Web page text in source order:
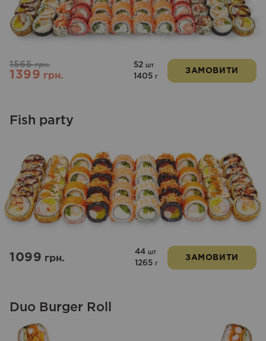
1565грн.
1399грн.
52 шт
1405 г
ЗАМОВИТИ
Fish party
1099грн.
44 шт
1265 г
ЗАМОВИТИ
Duo Burger Roll